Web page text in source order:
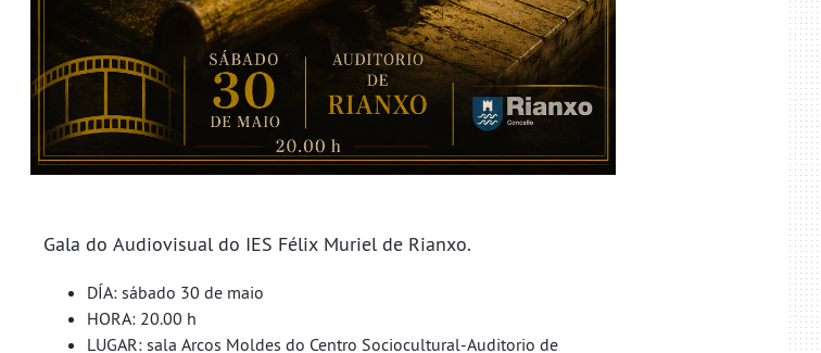
Gala do Audiovisual do IES Félix Muriel de Rianxo.
DÍA: sábado 30 de maio
HORA: 20.00 h
LUGAR: sala Arcos Moldes do Centro Sociocultural-Auditorio de